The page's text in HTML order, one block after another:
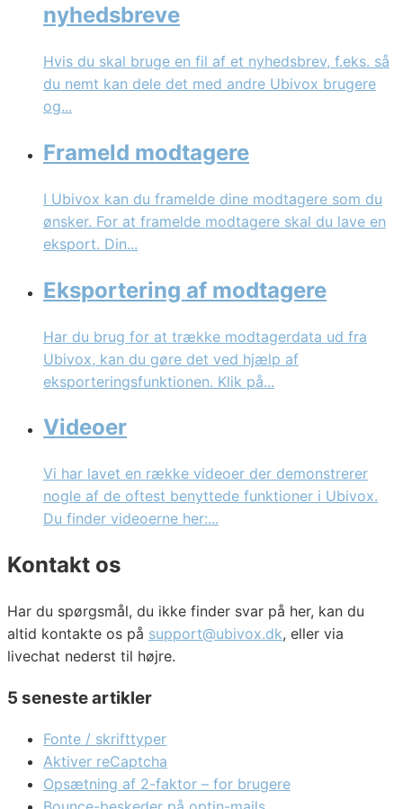
nyhedsbreve
Hvis du skal bruge en fil af et nyhedsbrev, f.eks. så
du nemt kan dele det med andre Ubivox brugere
og...
Frameld modtagere
I Ubivox kan du framelde dine modtagere som du
ønsker. For at framelde modtagere skal du lave en
eksport. Din...
Eksportering af modtagere
Har du brug for at trække modtagerdata ud fra
Ubivox, kan du gøre det ved hjælp af
eksporteringsfunktionen. Klik på...
Videoer
Vi har lavet en række videoer der demonstrerer
nogle af de oftest benyttede funktioner i Ubivox.
Du finder videoerne her:...
Kontakt os
Har du spørgsmål, du ikke finder svar på her, kan du
altid kontakte os på support@ubivox.dk, eller via
livechat nederst til højre.
5 seneste artikler
Fonte / skrifttyper
Aktiver reCaptcha
Opsætning af 2-faktor – for brugere